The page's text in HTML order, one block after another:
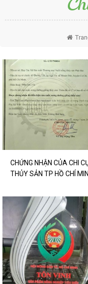
CHỨNG NHẬN CỦA CHI
THỦY SẢN TP HỒ CHÍ